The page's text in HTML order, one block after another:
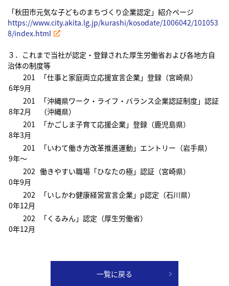
「秋田市元気な子どものまちづくり企業認定」紹介ページ
https://www.city.akita.lg.jp/kurashi/kosodate/1006042/101053
8/index.html
３．これまで当社が認定・登録された厚生労働省および各地方自
治体の制度等
201
6年9月
「仕事と家庭両立応援宣言企業」登録（宮崎県）
201
8年2月
「沖縄県ワーク・ライフ・バランス企業認証制度」認証
（沖縄県）
201
8年3月
「かごしま子育て応援企業」登録（鹿児島県）
201
9年～
「いわて働き方改革推進運動」エントリー（岩手県）
202
0年9月
働きやすい職場「ひなたの極」認証（宮崎県）
202
0年12月
「いしかわ健康経営宣言企業」p認定（石川県）
202
0年12月
「くるみん」認定（厚生労働省）
一覧に戻る